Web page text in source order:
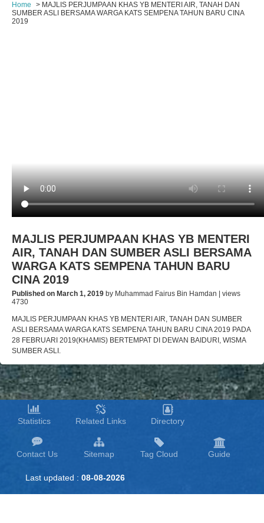
Home
MAJLIS PERJUMPAAN KHAS YB MENTERI AIR, TANAH DAN
SUMBER ASLI BERSAMA WARGA KATS SEMPENA TAHUN BARU CINA
2019
MAJLIS PERJUMPAAN KHAS YB MENTERI
AIR, TANAH DAN SUMBER ASLI BERSAMA
WARGA KATS SEMPENA TAHUN BARU
CINA 2019
Published on March 1, 2019 by Muhammad Fairus Bin Hamdan | views
4730
MAJLIS PERJUMPAAN KHAS YB MENTERI AIR, TANAH DAN SUMBER
ASLI BERSAMA WARGA KATS SEMPENA TAHUN BARU CINA 2019 PADA
28 FEBRUARI 2019(KHAMIS) BERTEMPAT DI DEWAN BAIDURI, WISMA
SUMBER ASLI.
Statistics Related Links Directory
Contact Us Sitemap Tag Cloud Guide
Last updated : 08-08-2026